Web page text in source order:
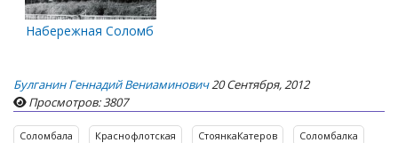
Набережная Соломбалки
Булганин Геннадий Вениаминович20 Сентября, 2012
Просмотров: 3807
Соломбала Краснофлотская СтоянкаКатеров
Соломбалка